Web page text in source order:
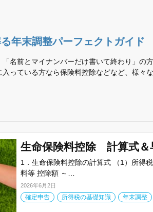
年末調整パーフェクトガイド
名前とマイナンバーだけ書いて終わり」の
っている方なら保険料控除などなど、様々
生命保険料控除 計算式＆
1．生命保険料控除の計算式 （1）所得
料等 控除額 ～…
2026年6月2日
確定申告 所得税の基礎知識 年末調整